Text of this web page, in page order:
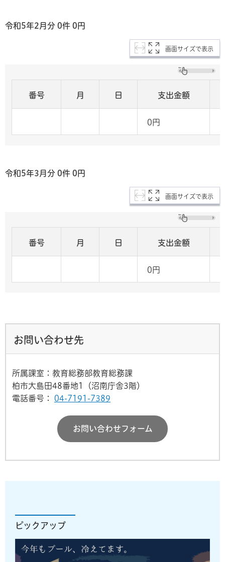
令和5年2月分 0件 0 円
画面サイズで表示
番号 月 日 支出金額
0円
令和5年3月分 0件 0 円
画面サイズで表示
番号 月 日 支出金額
0円
お問い合わせ先
所属課室：教育総務部教育総務課
柏市大島田48番地1（沼南庁舎3階）
電話番号：
04-7191-7389
お問い合わせフォーム
ピックアップ